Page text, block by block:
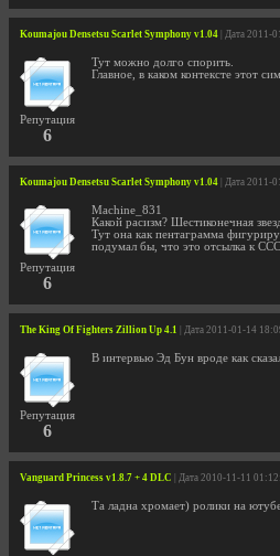
Koumajou Densetsu Scarlet Symphony v1.04 | Дата 2011-
Репутация
6
Тут можно долго спорить.
Главное, в каком контексте этот
Koumajou Densetsu Scarlet Symphony v1.04 | Дата 2011-
Репутация
6
Machine_831
Какой расизм? Шестиконечная
Тут она как пентаграмма
подумал бы, что это отсылка к
The King Of Fighters Zillion Up 4.1 | Дата 2011-01-14
Репутация
6
В интервью Эд Бун вроде как
Vanguard Princess v1.8.7 + 4 DLC | Дата 2010-11-11
Та ладна хромает) ролики на